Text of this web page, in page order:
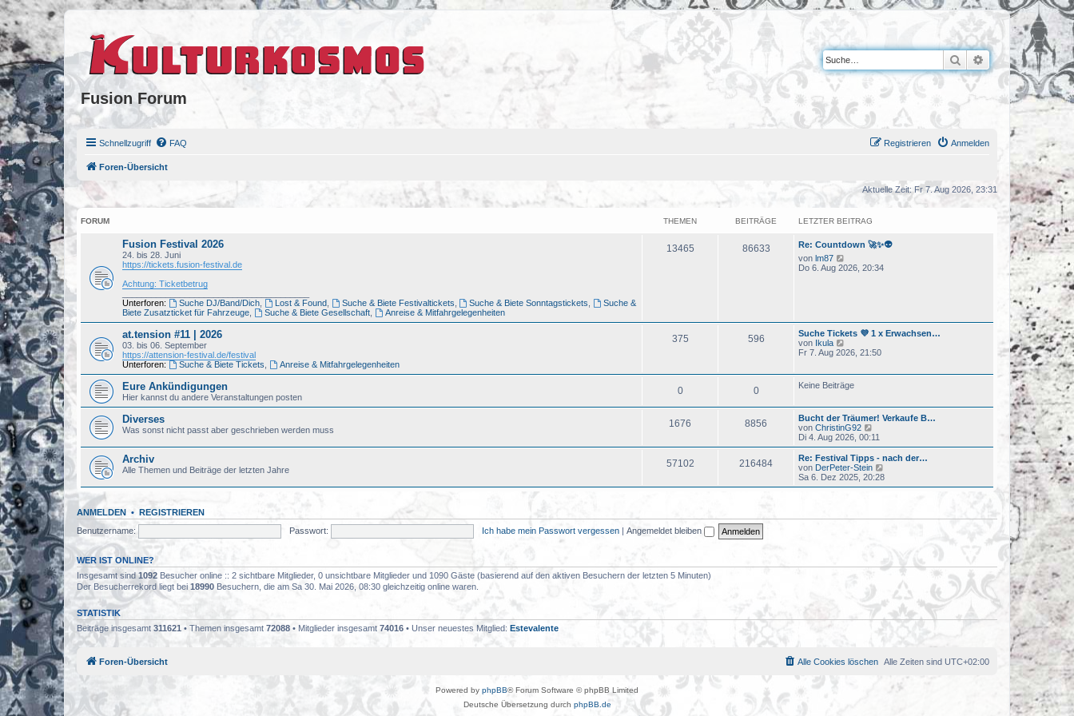
Fusion Forum
Suche Erweiterte Suche
Schnellzugriff FAQ Anmelden
Registrieren
Foren-Übersicht
Aktuelle Zeit: Fr 7. Aug 2026, 23:31
FORUM THEMEN BEITRÄGE LETZTER BEITRAG
Fusion Festival 2026
24. bis 28. Juni
https://tickets.fusion-festival.de
Achtung: Ticketbetrug
Unterforen:
Suche DJ/Band/Dich, Lost & Found, Suche & Biete Festivaltickets Suche & Biete Sonntagstickets
Suche &
Biete Zusatzticket für Fahrzeuge
Suche & Biete Gesellschaft, Anreise & Mitfahrgelegenheiten
13465 86633
Re: Countdown 🚀✨👽
von lm87
e
r
B
i
r
a
g
Do 6. Aug 2026, 20:34
at.tension #11 | 2026
03. bis 06. September
https://attension-festival.de/festival
Unterforen:
Suche & Biete Tickets Anreise & Mitfahrgelegenheiten
375 596
Suche Tickets 💜 1 x Erwachsen…
von Ikula
e
t
r
B
e
i
t
r
a
g
Fr 7. Aug 2026, 21:50
Eure Ankündigungen
Hier kannst du andere Veranstaltungen posten
0 0 Keine Beiträge
Diverses
Was sonst nicht passt aber geschrieben werden muss
1676 8856
Bucht der Träumer! Verkaufe B…
von ChristinG92
e
u
e
s
t
i
Di 4. Aug 2026, 00:11
Archiv
Alle Themen und Beiträge der letzten Jahre
57102 216484
Re: Festival Tipps - nach der…
von DerPeter-Stein
e
u
t
g
Sa 6. Dez 2025, 20:28
ANMELDEN • REGISTRIEREN
Benutzername:
Passwort: Ich habe mein Passwort vergessen | Angemeldet bleiben
WER IST ONLINE?
Insgesamt sind1092 Besucher online :: 2 sichtbare Mitglieder, 0 unsichtbare Mitglieder und 1090 Gäste (basierend auf den aktiven Besuchern der letzten 5 Minuten)
Der Besucherrekord liegt bei 18990 Besuchern, die am Sa 30. Mai 2026, 08:30 gleichzeitig online waren.
STATISTIK
Beiträge insgesamt 311621 • Themen insgesamt 72088 • Mitglieder insgesamt 74016 • Unser neuestes Mitglied: Estevalente
Foren-Übersicht Alle Zeiten sind UTC+02:00
Alle Cookies löschen
Powered by phpBB® Forum Software © phpBB Limited
Deutsche Übersetzung durch phpBB.de